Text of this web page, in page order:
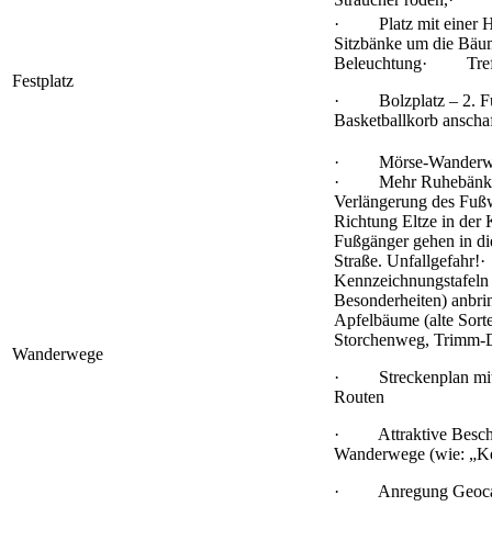
Festplatz
· Platz mit einer
Sitzbänke um die
Beleuchtung·
· Bolzplatz – 2.
Basketballkorb
Wanderwege
· Mörse-
· Mehr
Verlängerung des
Richtung Eltze in der
Fußgänger gehen in
Straße.
Besonderheiten)
Apfelbäume (alte
Storchenweg, Trimm-
· Streckenplan mit
Routen
· Attraktive
Wanderwege (wie:
· Anregung